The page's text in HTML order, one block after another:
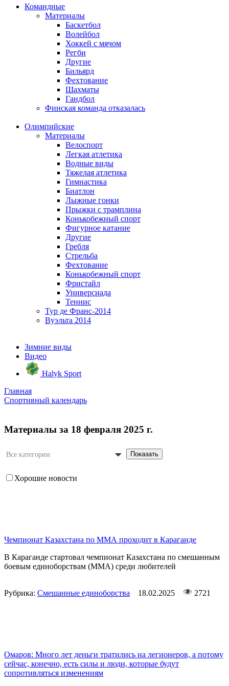
Командные
Материалы
Баскетбол
Волейбол
Хоккей с мячом
Регби
Другие
Бильярд
Фехтование
Шахматы
Гандбол
Финская команда отказалась
Олимпийские
Материалы
Велоспорт
Легкая атлетика
Водные виды
Тяжелая атлетика
Гимнастика
Биатлон
Лыжные гонки
Прыжки с трамплина
Конькобежный спорт
Фигурное катание
Другие
Гребля
Стрельба
Фехтование
Конькобежный спорт
Фристайл
Универсиада
Теннис
Тур де Франс-2014
Вуэльта 2014
Зимние виды
Видео
Halyk Sport
Главная
Спортивный календарь
Материалы за 18 февраля 2025 г.
Все категории Показать
Хорошие новости
Чемпионат Казахстана по ММА проходит в Караганде
В Караганде стартовал чемпионат Казахстана по смешанным
боевым единоборствам (ММА) среди любителей
Рубрика: Смешанные единоборства 18.02.2025 2721
Омаров: Много лет деньги тратились на легионеров, а потому
сейчас, конечно, есть силы и люди, которые будут
сопротивляться изменениям